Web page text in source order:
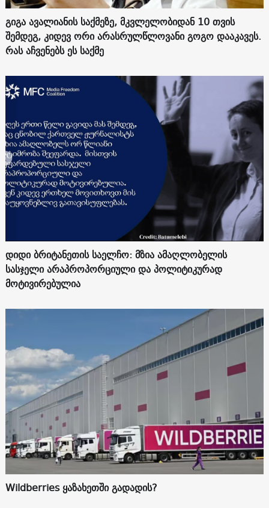
გიგა ავალიანის საქმეზე, მკვლელობიდან 10 თვის
შემდეგ, კიდევ ორი არასრულწლოვანი გოგო დააკავეს.
რას აჩვენებს ეს საქმე
დიდი ბრიტანეთის საელჩო: მზია ამაღლობელის
სასჯელი არაპროპორციული და პოლიტიკურად
მოტივირებულია
Wildberries ყაზახეთში გადადის?